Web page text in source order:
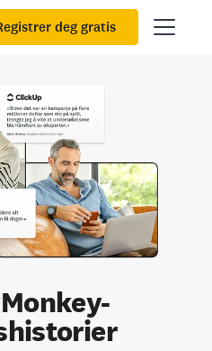
deg gratis